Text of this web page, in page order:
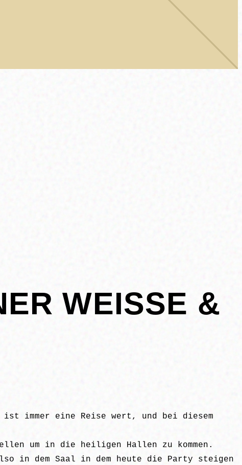
WEISSE &
immer eine Reise wert, und bei diesem
um in die heiligen Hallen zu kommen.
in dem Saal in dem heute die Party steigen